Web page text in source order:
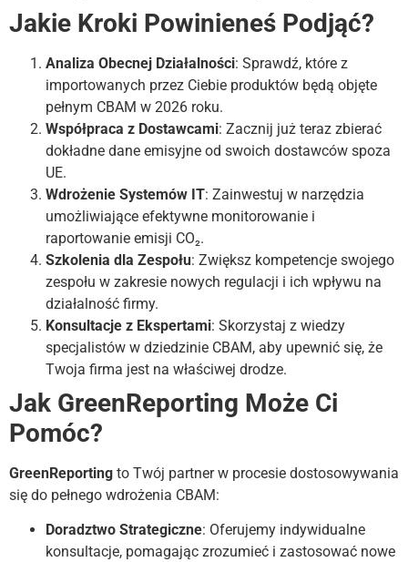
Jakie Kroki Powinieneś Podjąć?
Analiza Obecnej Działalności: Sprawdź, które z
importowanych przez Ciebie produktów będą objęte
pełnym CBAM w 2026 roku.
Współpraca z Dostawcami: Zacznij już teraz zbierać
dokładne dane emisyjne od swoich dostawców spoza
UE.
Wdrożenie Systemów IT: Zainwestuj w narzędzia
umożliwiające efektywne monitorowanie i
raportowanie emisji CO₂.
Szkolenia dla Zespołu: Zwiększ kompetencje swojego
zespołu w zakresie nowych regulacji i ich wpływu na
działalność firmy.
Konsultacje z Ekspertami: Skorzystaj z wiedzy
specjalistów w dziedzinie CBAM, aby upewnić się, że
Twoja firma jest na właściwej drodze.
Jak GreenReporting Może Ci
Pomóc?
GreenReporting to Twój partner w procesie dostosowywania
się do pełnego wdrożenia CBAM:
Doradztwo Strategiczne: Oferujemy indywidualne
konsultacje, pomagając zrozumieć i zastosować nowe